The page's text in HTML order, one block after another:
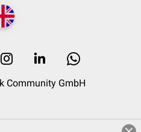
Community GmbH